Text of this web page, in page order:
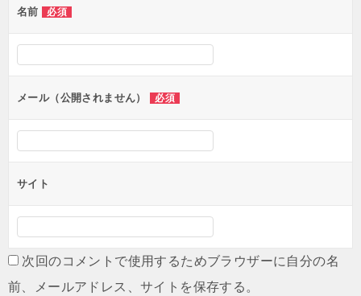
名前 必須
メール（公開されません） 必須
サイト
次回のコメントで使用するためブラウザーに自分の名
前、メールアドレス、サイトを保存する。